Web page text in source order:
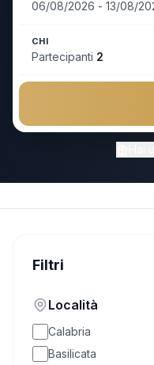
I Consigliati
Chiama
CHI
Partecipanti 2
Filtri
Località
Calabria
Basilicata